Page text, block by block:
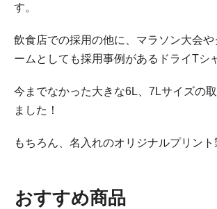
す。
飲食店での採用の他に、マラソン大会や
ームとしても採用事例があるドライTシ
今までなかった大きな6L、7Lサイズの
ました！
もちろん、名入れのオリジナルプリント
おすすめ商品